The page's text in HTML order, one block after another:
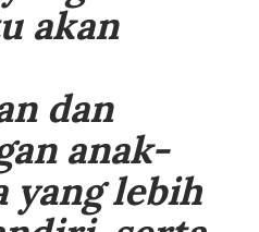
akan
dan
anak-
yang lebih